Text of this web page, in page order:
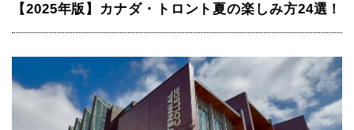
【2025年版】カナダ・トロント夏の楽しみ方24選！